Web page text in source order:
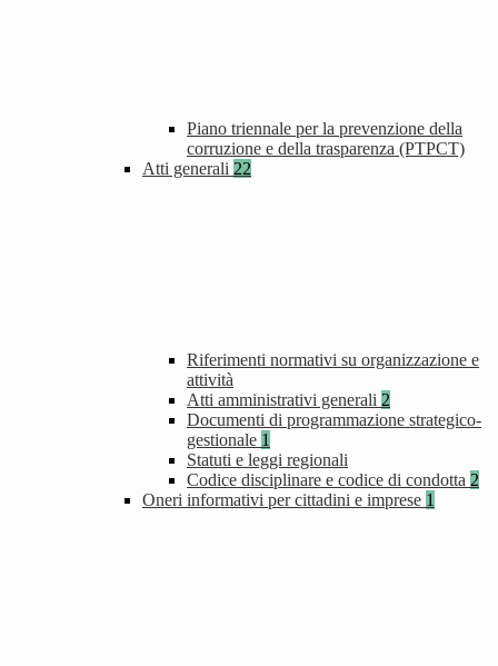
Piano triennale per la prevenzione della
corruzione e della trasparenza (PTPCT)
Atti generali 22
Riferimenti normativi su organizzazione e
attività
Atti amministrativi generali 2
Documenti di programmazione strategico-
gestionale 1
Statuti e leggi regionali
Codice disciplinare e codice di condotta 2
Oneri informativi per cittadini e imprese 1